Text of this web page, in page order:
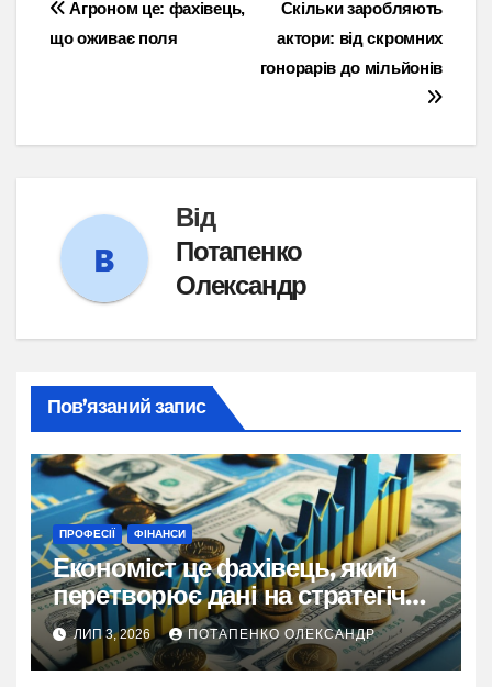
Навігація
записів
Скільки заробляють
актори: від скромних
гонорарів до мільйонів
Агроном це: фахівець,
що оживає поля
Від
Потапенко
Олександр
Пов’язаний запис
ПРОФЕСІЇ ФІНАНСИ
Економіст це фахівець, який
перетворює дані на стратегічні
рішення
ЛИП 3, 2026 ПОТАПЕНКО ОЛЕКСАНДР